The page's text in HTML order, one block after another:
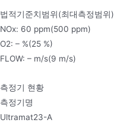
법적기준치범위(최대측정범위)
NOx: 60 ppm(500 ppm)
O2: – %(25 %)
FLOW: – m/s(9 m/s)
측정기 현황
측정기명
Ultramat23-A